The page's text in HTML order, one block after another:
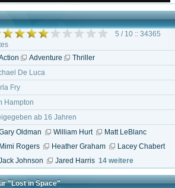
5 / 10 :: 34365
Adventure
Thriller
De Luca
Fry
Hampton
ab 16 Jahren
Oldman William Hurt
Matt LeBlanc
Mimi Rogers
Heather Graham
Lacey Chabert
Johnson
Jared Harris 14 weitere
"Lost in Space"